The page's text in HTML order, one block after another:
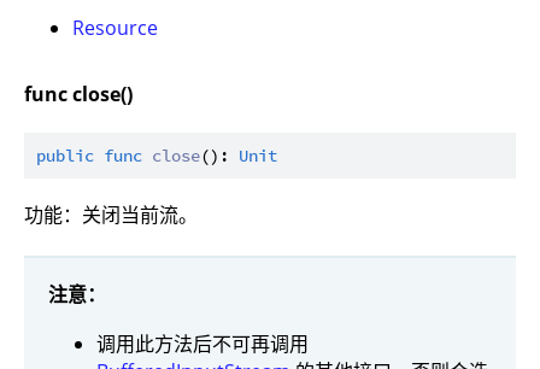
Resource
func close()
public func close(): Unit
功能：关闭当前流。
注意：
调用此方法后不可再调用